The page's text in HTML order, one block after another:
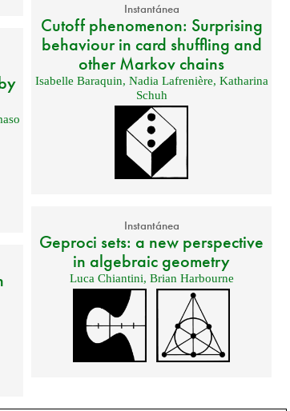
Instantánea
Cutoff phenomenon: Surprising
behaviour in card shuffling and
other Markov chains
Isabelle Baraquin, Nadia Lafrenière, Katharina
Schuh
Instantánea
Geproci sets: a new perspective
in algebraic geometry
Luca Chiantini, Brian Harbourne